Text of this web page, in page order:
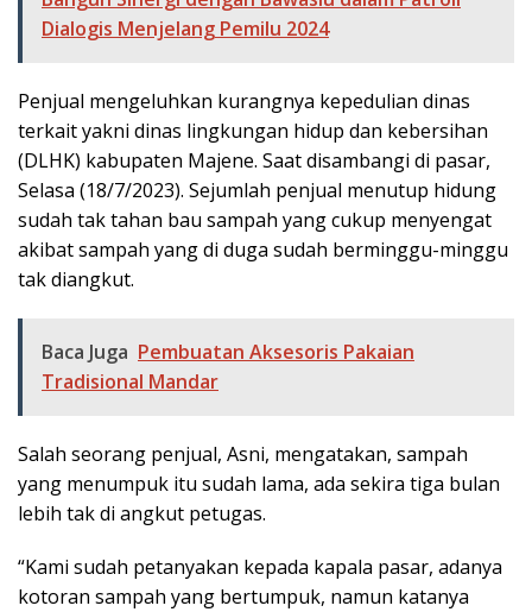
Dialogis Menjelang Pemilu 2024
Penjual mengeluhkan kurangnya kepedulian dinas
terkait yakni dinas lingkungan hidup dan kebersihan
(DLHK) kabupaten Majene. Saat disambangi di pasar,
Selasa (18/7/2023). Sejumlah penjual menutup hidung
sudah tak tahan bau sampah yang cukup menyengat
akibat sampah yang di duga sudah berminggu-minggu
tak diangkut.
Baca Juga Pembuatan Aksesoris Pakaian
Tradisional Mandar
Salah seorang penjual, Asni, mengatakan, sampah
yang menumpuk itu sudah lama, ada sekira tiga bulan
lebih tak di angkut petugas.
“Kami sudah petanyakan kepada kapala pasar, adanya
kotoran sampah yang bertumpuk, namun katanya